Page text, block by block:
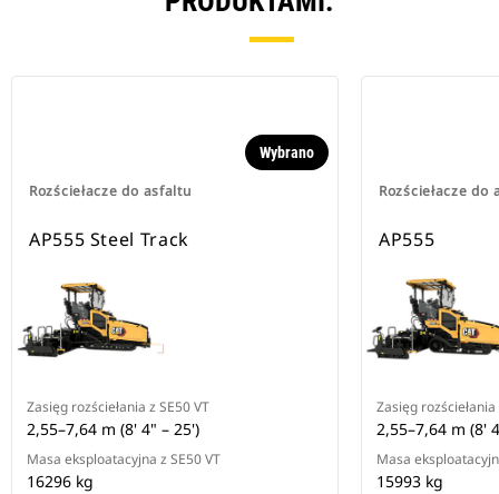
Rozściełacze do asfaltu
Wybrano
AP555 Steel Track
Zasięg rozściełania z SE50 VT
2,55–7,64 m (8' 4" – 25')
Masa eksploatacyjna z SE50 VT
16296 kg
Rozściełacze do
AP555
Zasięg rozściełania
2,55–7,64 m (8'
Masa
15993 kg